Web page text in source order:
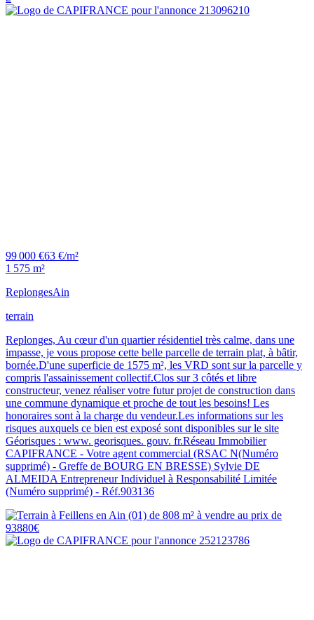
99 000 €63 €/m²
1 575 m²
ReplongesAin
terrain
Replonges, Au cœur d'un quartier résidentiel très calme, dans une
impasse, je vous propose cette belle parcelle de terrain plat, à bâtir,
bornée.D'une superficie de 1575 m², les VRD sont sur la parcelle y
compris l'assainissement collectif.Clos sur 3 côtés et libre
constructeur, venez réaliser votre futur projet de construction dans
une commune dynamique et proche de tout les besoins! Les
honoraires sont à la charge du vendeur.Les informations sur les
risques auxquels ce bien est exposé sont disponibles sur le site
Géorisques : www. georisques. gouv. fr.Réseau Immobilier
CAPIFRANCE - Votre agent commercial (RSAC N(Numéro
supprimé) - Greffe de BOURG EN BRESSE) Sylvie DE
ALMEIDA Entrepreneur Individuel à Responsabilité Limitée
(Numéro supprimé) - Réf.903136